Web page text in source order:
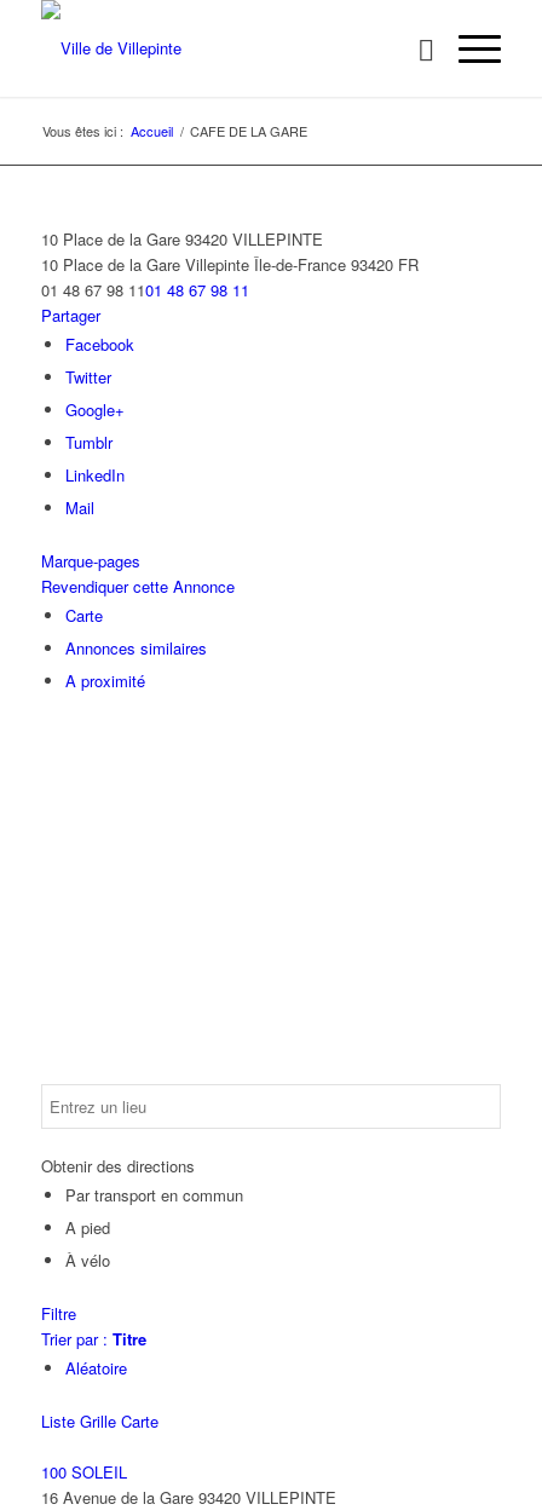
Vous êtes ici : Accueil / CAFE DE LA GARE
10 Place de la Gare 93420 VILLEPINTE
10 Place de la Gare Villepinte Île-de-France 93420 FR
01 48 67 98 1101 48 67 98 11
Partager
Facebook
Twitter
Google+
Tumblr
LinkedIn
Mail
Marque-pages
Revendiquer cette Annonce
Carte
Annonces similaires
A proximité
Obtenir des directions
Par transport en commun
A pied
À vélo
Filtre
Trier par : Titre
Aléatoire
Liste Grille Carte
100 SOLEIL
16 Avenue de la Gare 93420 VILLEPINTE